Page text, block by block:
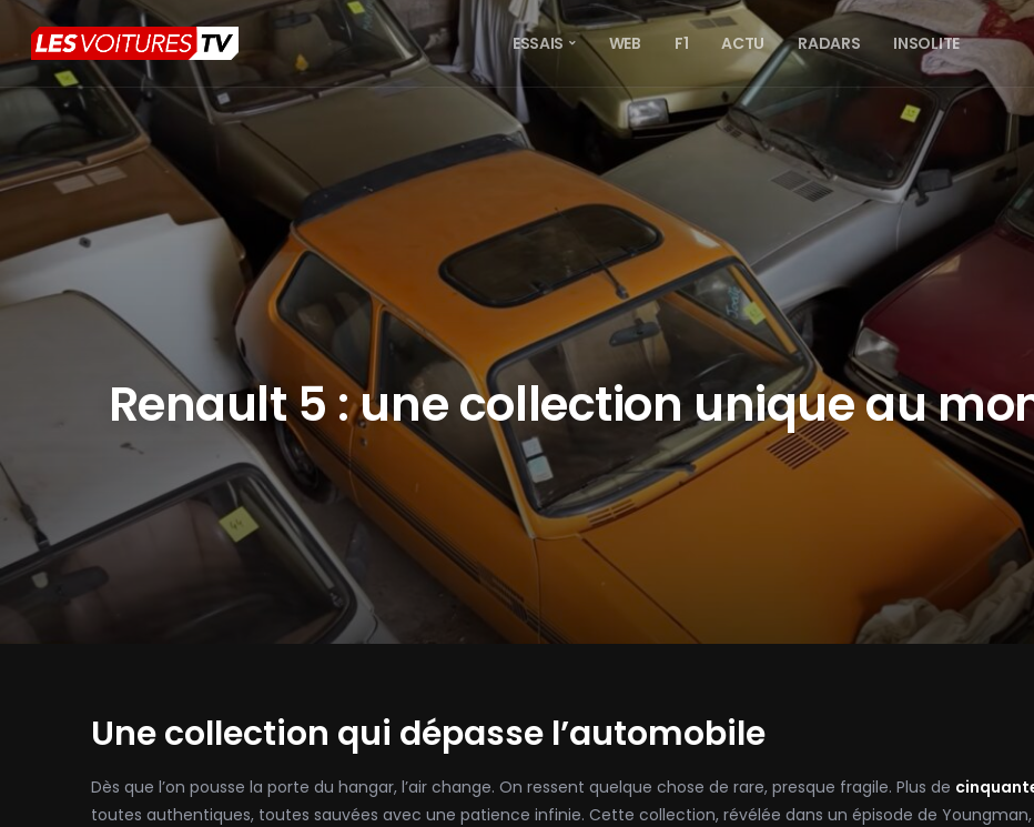
ESSAIS WEB F1 ACTU RADARS INSOLITE
Renault 5 : une collection unique au
Une collection qui dépasse l’automobile
Dès que l’on pousse la porte du hangar, l’air change. On ressent quelque chose de rare, presque fragile. Plus de
toutes authentiques, toutes sauvées avec une patience infinie. Cette collection, révélée dans un épisode de Youngman,